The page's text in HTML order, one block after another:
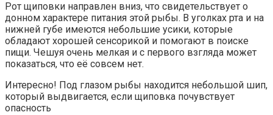
Рот щиповки направлен вниз, что свидетельствует о
донном характере питания этой рыбы. В уголках рта и на
нижней губе имеются небольшие усики, которые
обладают хорошей сенсорикой и помогают в поиске
пищи. Чешуя очень мелкая и с первого взгляда может
показаться, что её совсем нет.
Интересно! Под глазом рыбы находится небольшой шип,
который выдвигается, если щиповка почувствует
опасность